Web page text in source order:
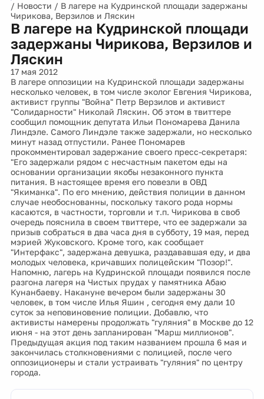
/ Новости / В лагере на Кудринской площади задержаны
Чирикова, Верзилов и Ляскин
В лагере на Кудринской площади
задержаны Чирикова, Верзилов и
Ляскин
17 мая 2012
В лагере оппозиции на Кудринской площади задержаны
несколько человек, в том числе эколог Евгения Чирикова,
активист группы "Война" Петр Верзилов и активист
"Солидарности" Николай Ляскин. Об этом в твиттере
сообщил помощник депутата Ильи Пономарева Данила
Линдэле. Самого Линдэле также задержали, но несколько
минут назад отпустили. Ранее Пономарев
прокомментировал задержание своего пресс-секретаря:
"Его задержали рядом с несчастным пакетом еды на
основании организации якобы незаконного пункта
питания. В настоящее время его повезли в ОВД
"Якиманка". По его мнению, действия полиции в данном
случае необоснованны, поскольку такого рода нормы
касаются, в частности, торговли и т.п. Чирикова в своб
очередь пояснила в своем твиттере, что ее задержали за
призыв собраться в два часа дня в субботу, 19 мая, перед
мэрией Жуковского. Кроме того, как сообщает
"Интерфакс", задержана девушка, раздававшая еду, и два
молодых человека, кричавших полицейским "Позор!".
Напомню, лагерь на Кудринской площади появился после
разгона лагеря на Чистых прудах у памятника Абаю
Кунанбаеву. Накануне вечером были задержаны 30
человек, в том числе Илья Яшин , сегодня ему дали 10
суток за неповиновение полиции. Добавлю, что
активисты намерены продолжать "гуляния" в Москве до 12
июня - на этот день запланирован "Марш миллионов".
Предыдущая акция под таким названием прошла 6 мая и
закончилась столкновениями с полицией, после чего
оппозиционеры и стали устраивать "гуляния" по центру
города.